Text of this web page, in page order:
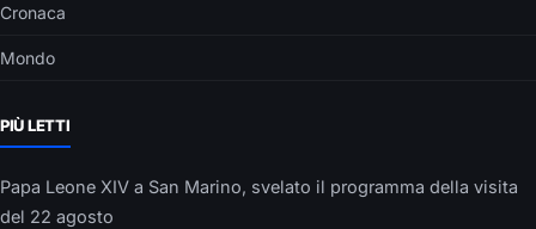
Cronaca
Mondo
PIÙ LETTI
Papa Leone XIV a San Marino, svelato il programma della visita
del 22 agosto